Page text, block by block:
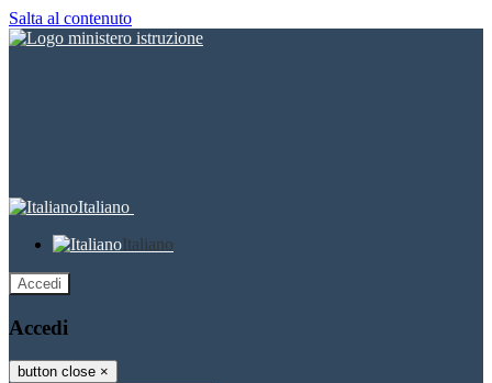
Salta al contenuto
Italiano
Italiano
Accedi
Accedi
button close ×